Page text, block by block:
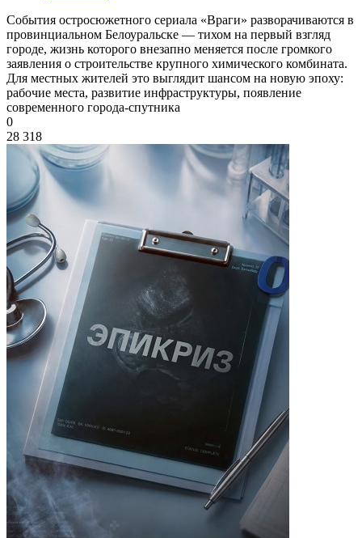
События остросюжетного сериала «Враги» разворачиваются в
провинциальном Белоуральске — тихом на первый взгляд
городе, жизнь которого внезапно меняется после громкого
заявления о строительстве крупного химического комбината.
Для местных жителей это выглядит шансом на новую эпоху:
рабочие места, развитие инфраструктуры, появление
современного города-спутника
0
28 318